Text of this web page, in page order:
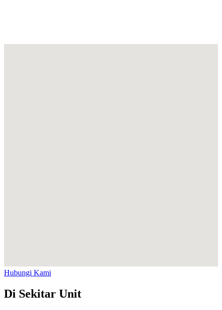
Hubungi Kami
Di Sekitar Unit